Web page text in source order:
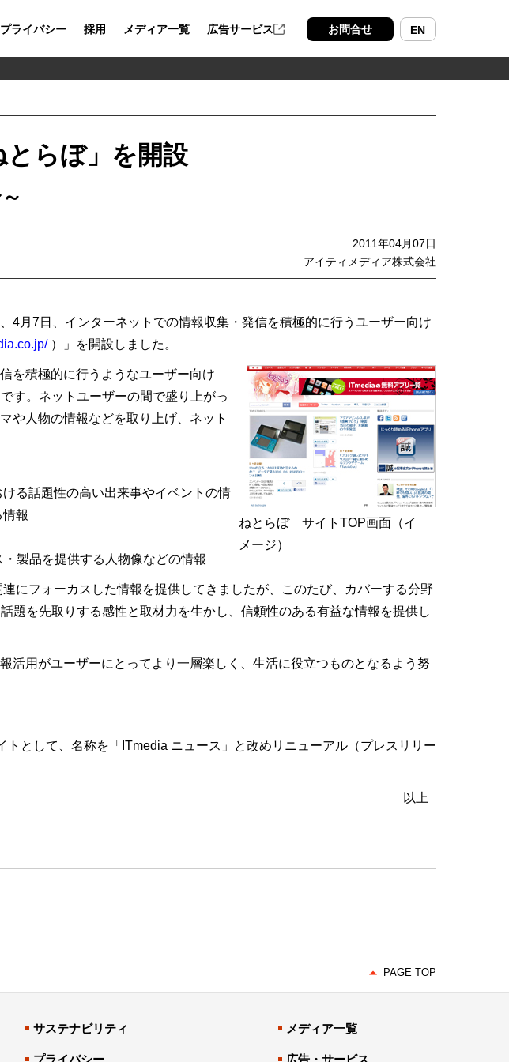
プライバシー 採用 メディア一覧 広告サービス お問合せ EN
らぼ」を開設
2011年04月07日
アイティメディア株式会社
4月7日、インターネットでの情報収集・発信を積極的に行うユーザー向け
）」を開設しました。
ねとらぼ サイトTOP画面（イ
メージ）
を積極的に行うようなユーザー向け
す。ネットユーザーの間で盛り上がっ
や人物の情報などを取り上げ、ネット
る話題性の高い出来事やイベントの情
報
製品を提供する人物像などの情報
にフォーカスした情報を提供してきましたが、このたび、カバーする分野
題を先取りする感性と取材力を生かし、信頼性のある有益な情報を提供し
活用がユーザーにとってより一層楽しく、生活に役立つものとなるよう努
として、名称を「ITmedia ニュース」と改めリニューアル（プレスリリー
以上
PAGE TOP
サステナビリティ
プライバシー
メディア一覧
広告・サービス